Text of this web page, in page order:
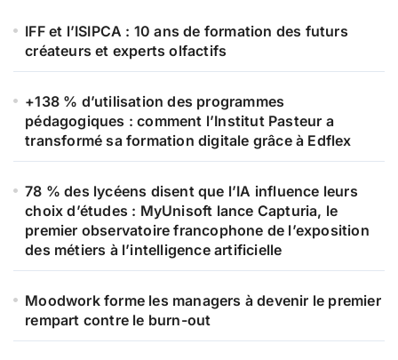
IFF et l’ISIPCA : 10 ans de formation des futurs
créateurs et experts olfactifs
+138 % d’utilisation des programmes
pédagogiques : comment l’Institut Pasteur a
transformé sa formation digitale grâce à Edflex
78 % des lycéens disent que l’IA influence leurs
choix d’études : MyUnisoft lance Capturia, le
premier observatoire francophone de l’exposition
des métiers à l’intelligence artificielle
Moodwork forme les managers à devenir le premier
rempart contre le burn-out